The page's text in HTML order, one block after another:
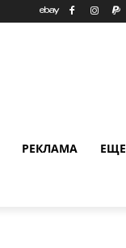
РЕКЛАМА ЕЩЕ